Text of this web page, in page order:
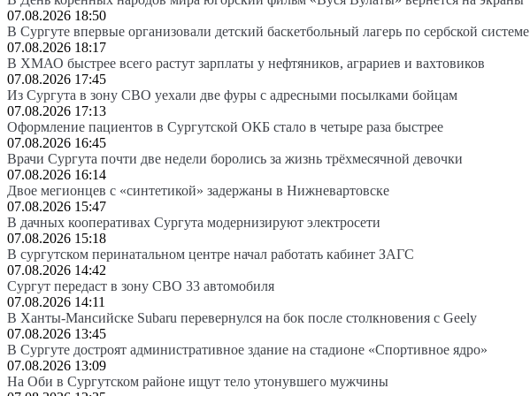
07.08.2026 18:50
В Сургуте впервые организовали детский баскетбольный лагерь по сербской системе
07.08.2026 18:17
В ХМАО быстрее всего растут зарплаты у нефтяников, аграриев и вахтовиков
07.08.2026 17:45
Из Сургута в зону СВО уехали две фуры с адресными посылками бойцам
07.08.2026 17:13
Оформление пациентов в Сургутской ОКБ стало в четыре раза быстрее
07.08.2026 16:45
Врачи Сургута почти две недели боролись за жизнь трёхмесячной девочки
07.08.2026 16:14
Двое мегионцев с «синтетикой» задержаны в Нижневартовске
07.08.2026 15:47
В дачных кооперативах Сургута модернизируют электросети
07.08.2026 15:18
В сургутском перинатальном центре начал работать кабинет ЗАГС
07.08.2026 14:42
Сургут передаст в зону СВО 33 автомобиля
07.08.2026 14:11
В Ханты-Мансийске Subaru перевернулся на бок после столкновения с Geely
07.08.2026 13:45
В Сургуте достроят административное здание на стадионе «Спортивное ядро»
07.08.2026 13:09
На Оби в Сургутском районе ищут тело утонувшего мужчины